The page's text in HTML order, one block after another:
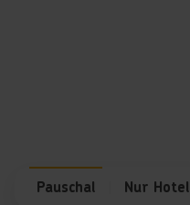
Pauschal Nur Hotel